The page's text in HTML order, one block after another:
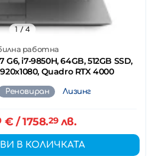
работна
i7-9850H, 64GB, 512GB SSD,
Quadro RTX 4000
1 / 4
Реновиран Лизинг
€ / 1758.29лв.
В КОЛИЧКАТА